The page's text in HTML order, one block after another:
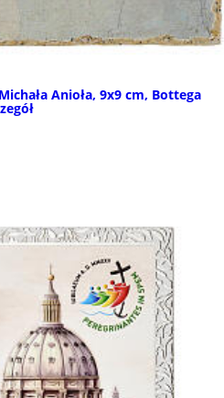
Anioła, 9x9 cm, Bottega